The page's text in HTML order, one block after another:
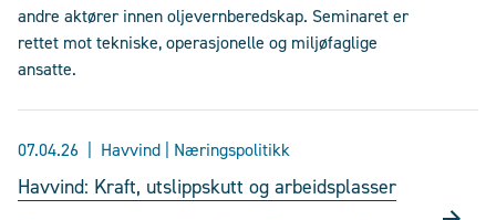
andre aktører innen oljevernberedskap. Seminaret er
rettet mot tekniske, operasjonelle og miljøfaglige
ansatte.
07.04.26 Havvind | Næringspolitikk
Havvind: Kraft, utslippskutt og arbeidsplasser